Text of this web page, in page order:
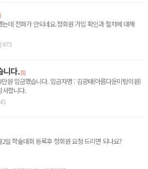
데 전화가 안되네요.정회원 가입 확인과 절차에 대해
973
니다.[1]
원 입금했습니다. 입금자명 : 김광태(아름다운미탐의원)
사합니다.
2일 학술대회 등록후 정회원 요청 드리면 되나요?